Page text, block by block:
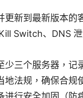
更新到最新版本的
Switch、DNS
少三个服务器，记
地法规，确保合规